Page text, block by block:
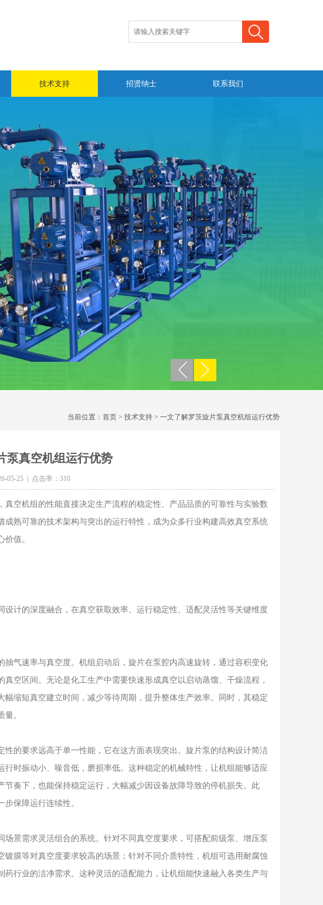
技术支持 招贤纳士 联系我们
当前位置： 首页 > 技术支持 > 一文了解罗茨旋片泵真空机组运行优势
泵真空机组运行优势
05-25 | 点击率：310
机组的性能直接决定生产流程的稳定性、产品品质的可靠性与实验数
熟可靠的技术架构与突出的运行特性，成为众多行业构建高效真空系统
值。
设计的深度融合，在真空获取效率、运行稳定性、适配灵活性等关键维度
速率与真空度。机组启动后，旋片在泵腔内高速旋转，通过容积变化
空区间。无论是化工生产中需要快速形成真空以启动蒸馏、干燥流程，
缩短真空建立时间，减少等待周期，提升整体生产效率。同时，其稳定
。
要求远高于单一性能，它在这方面表现突出。旋片泵的结构设计简洁
时振动小、噪音低，磨损率低。这种稳定的机械特性，让机组能够适应
奏下，也能保持稳定运行，大幅减少因设备故障导致的停机损失。此
保障运行连续性。
需求灵活组合的系统。针对不同真空度要求，可搭配前级泵、增压泵
膜等对真空度要求较高的场景；针对不同介质特性，机组可选用耐腐蚀
行业的洁净需求。这种灵活的适配能力，让机组能快速融入各类生产与